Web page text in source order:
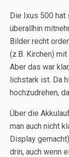
Die Ixus 500 hat
überallhin
Bilder recht
(z.B. Kirchen)
Aber das war
lichstark ist. Da
hochzudrehen,
Über die
man auch nicht
Display
drin, auch wenn